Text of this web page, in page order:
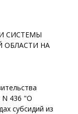
СИСТЕМЫ
ОБЛАСТИ НА
N 436 "О
субсидий из